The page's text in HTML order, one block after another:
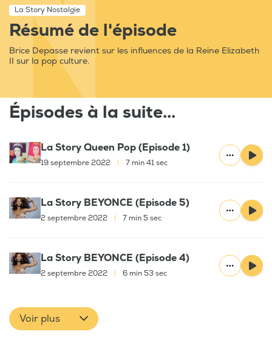
La Story Nostalgie
Résumé de l'épisode
Brice Depasse revient sur les influences de la Reine Elizabeth
II sur la pop culture.
Épisodes à la suite...
La Story Queen Pop (Episode 1)
19 septembre 2022 7 min 41 sec
La Story BEYONCE (Episode 5)
2 septembre 2022 7 min 5 sec
La Story BEYONCE (Episode 4)
2 septembre 2022 6 min 53 sec
Voir plus